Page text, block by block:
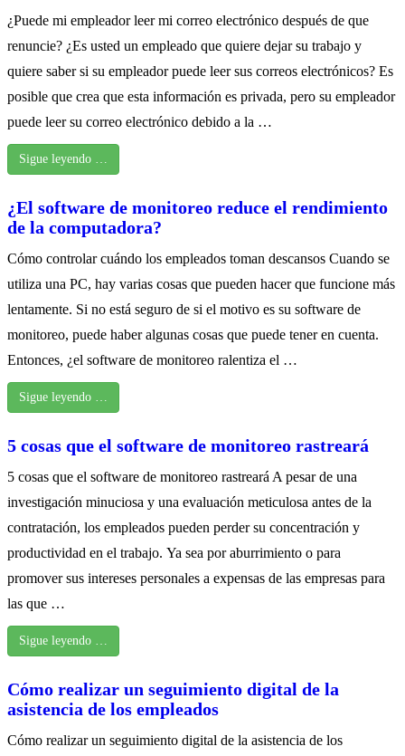
¿Puede mi empleador leer mi correo electrónico después de que
renuncie? ¿Es usted un empleado que quiere dejar su trabajo y
quiere saber si su empleador puede leer sus correos electrónicos? Es
posible que crea que esta información es privada, pero su empleador
puede leer su correo electrónico debido a la …
Sigue leyendo …
¿El software de monitoreo reduce el rendimiento
de la computadora?
Cómo controlar cuándo los empleados toman descansos Cuando se
utiliza una PC, hay varias cosas que pueden hacer que funcione más
lentamente. Si no está seguro de si el motivo es su software de
monitoreo, puede haber algunas cosas que puede tener en cuenta.
Entonces, ¿el software de monitoreo ralentiza el …
Sigue leyendo …
5 cosas que el software de monitoreo rastreará
5 cosas que el software de monitoreo rastreará A pesar de una
investigación minuciosa y una evaluación meticulosa antes de la
contratación, los empleados pueden perder su concentración y
productividad en el trabajo. Ya sea por aburrimiento o para
promover sus intereses personales a expensas de las empresas para
las que …
Sigue leyendo …
Cómo realizar un seguimiento digital de la
asistencia de los empleados
Cómo realizar un seguimiento digital de la asistencia de los